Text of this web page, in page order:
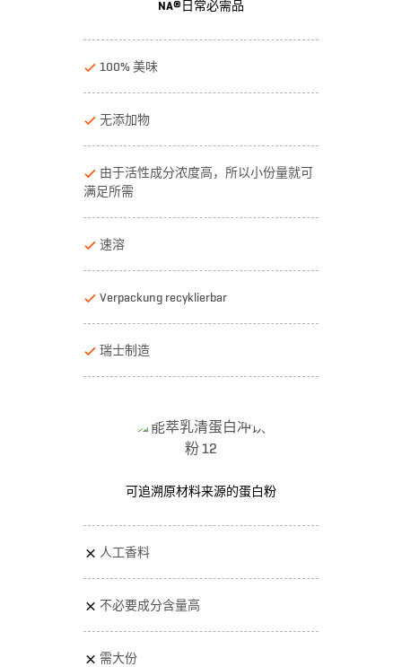
NA®日常必需品
100% 美味
无添加物
由于活性成分浓度高，所以小份量就可
满足所需
速溶
Verpackung recyklierbar
瑞士制造
可追溯原材料来源的蛋白粉
人工香料
不必要成分含量高
需大份